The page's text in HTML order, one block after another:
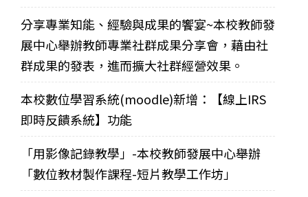
分享專業知能、經驗與成果的饗宴~本校教師發
展中心舉辦教師專業社群成果分享會，藉由社
群成果的發表，進而擴大社群經營效果。
本校數位學習系統(moodle)新增：【線上IRS
即時反饋系統】功能
「用影像記錄教學」-本校教師發展中心舉辦
「數位教材製作課程-短片教學工作坊」